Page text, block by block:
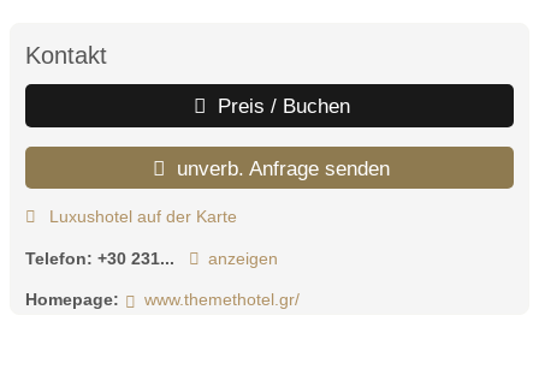
Kontakt
Preis / Buchen
unverb. Anfrage senden
Luxushotel auf der Karte
Telefon: +30 231... anzeigen
Homepage: www.themethotel.gr/